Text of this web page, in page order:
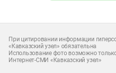
При цитировании информации
«Кавказский узел» обязательна
Использование фото возможно
Интернет-СМИ «Кавказский узел»